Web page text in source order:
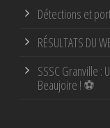
Détections et
RÉSULTATS DU
SSSC Granville
Beaujoire ! ⚽